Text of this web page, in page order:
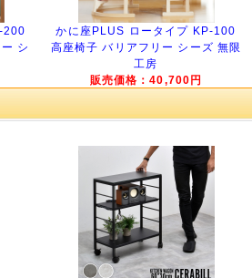
200
シ
かに座PLUS ロータイプ KP-100
高座椅子 バリアフリー シーズ 無限
工房
販売価格：40,700円